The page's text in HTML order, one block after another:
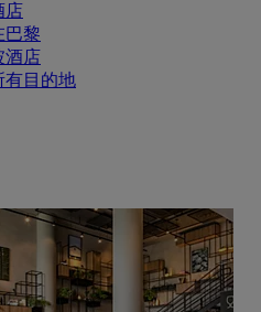
店
巴黎
酒店
有目的地